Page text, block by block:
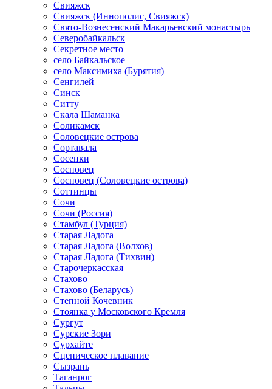
Свияжск
Свияжск (Иннополис, Свияжск)
Свято-Вознесенский Макарьевский монастырь
Северобайкальск
Секретное место
село Байкальское
село Максимиха (Бурятия)
Сенгилей
Синск
Ситту
Скала Шаманка
Соликамск
Соловецкие острова
Сортавала
Сосенки
Сосновец
Сосновец (Соловецкие острова)
Соттинцы
Сочи
Сочи (Россия)
Стамбул (Турция)
Старая Ладога
Старая Ладога (Волхов)
Старая Ладога (Тихвин)
Старочеркасская
Стахово
Стахово (Беларусь)
Степной Кочевник
Стоянка у Московского Кремля
Сургут
Сурские Зори
Сурхайте
Сценическое плавание
Сызрань
Таганрог